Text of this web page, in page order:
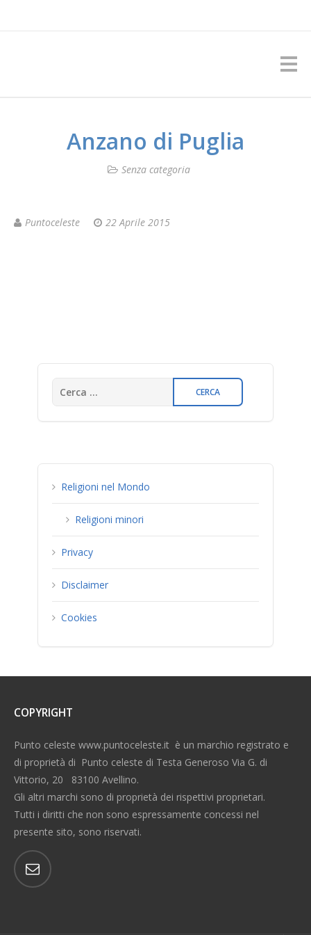
Anzano di Puglia
Senza categoria
Puntoceleste 22 Aprile 2015
Religioni nel Mondo
Religioni minori
Privacy
Disclaimer
Cookies
COPYRIGHT
Punto celeste www.puntoceleste.it è un marchio registrato e
di proprietà di Punto celeste di Testa Generoso Via G. di
Vittorio, 20 83100 Avellino.
Gli altri marchi sono di proprietà dei rispettivi proprietari.
Tutti i diritti che non sono espressamente concessi nel
presente sito, sono riservati.